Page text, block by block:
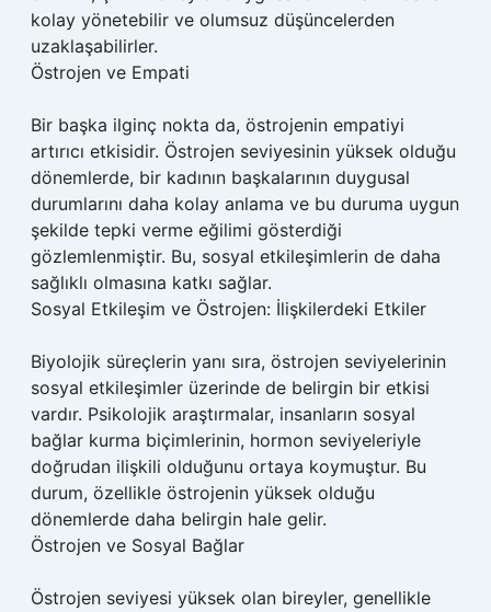
kolay yönetebilir ve olumsuz düşüncelerden
uzaklaşabilirler.
Östrojen ve Empati
Bir başka ilginç nokta da, östrojenin empatiyi
artırıcı etkisidir. Östrojen seviyesinin yüksek olduğu
dönemlerde, bir kadının başkalarının duygusal
durumlarını daha kolay anlama ve bu duruma uygun
şekilde tepki verme eğilimi gösterdiği
gözlemlenmiştir. Bu, sosyal etkileşimlerin de daha
sağlıklı olmasına katkı sağlar.
Sosyal Etkileşim ve Östrojen: İlişkilerdeki Etkiler
Biyolojik süreçlerin yanı sıra, östrojen seviyelerinin
sosyal etkileşimler üzerinde de belirgin bir etkisi
vardır. Psikolojik araştırmalar, insanların sosyal
bağlar kurma biçimlerinin, hormon seviyeleriyle
doğrudan ilişkili olduğunu ortaya koymuştur. Bu
durum, özellikle östrojenin yüksek olduğu
dönemlerde daha belirgin hale gelir.
Östrojen ve Sosyal Bağlar
Östrojen seviyesi yüksek olan bireyler, genellikle